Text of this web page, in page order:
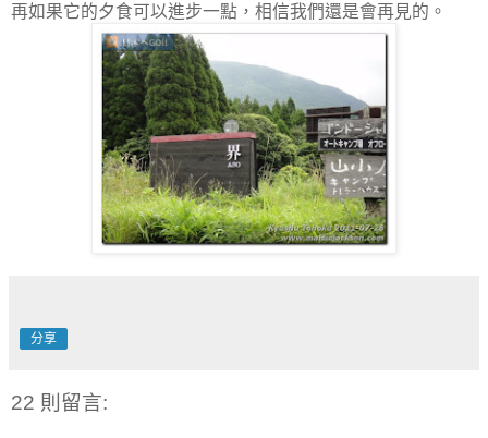
再如果它的夕食可以進步一點，相信我們還是會再見的。
分享
22 則留言: